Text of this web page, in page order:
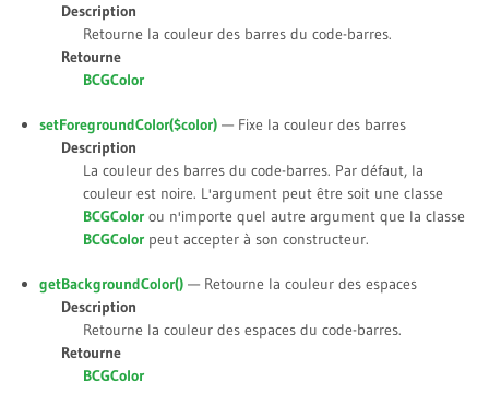
Description
Retourne la couleur des barres du code-barres.
Retourne
BCGColor
setForegroundColor($color) — Fixe la couleur des barres
Description
La couleur des barres du code-barres. Par défaut, la
couleur est noire. L'argument peut être soit une classe
BCGColor ou n'importe quel autre argument que la classe
BCGColor peut accepter à son constructeur.
getBackgroundColor() — Retourne la couleur des espaces
Description
Retourne la couleur des espaces du code-barres.
Retourne
BCGColor